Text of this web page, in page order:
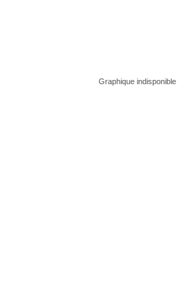
Graphique indisponible